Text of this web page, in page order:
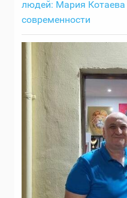
людей: Мария
современности